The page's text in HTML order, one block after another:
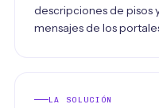
descripciones de pisos
mensajes de los
LA SOLUCIÓN